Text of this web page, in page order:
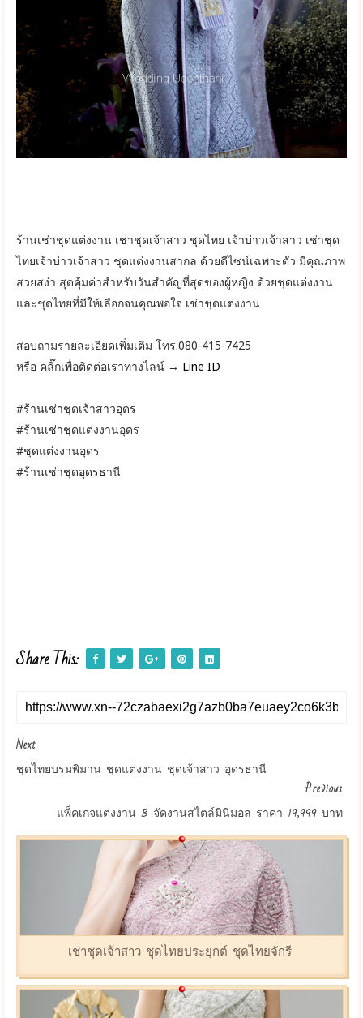
ร้านเช่าชุดแต่งงาน เช่าชุดเจ้าสาว ชุดไทย เจ้าบ่าวเจ้าสาว เช่าชุด
ไทยเจ้าบ่าวเจ้าสาว ชุดแต่งงานสากล ด้วยดีไซน์เฉพาะตัว มีคุณภาพ
สวยสง่า สุดคุ้มค่าสำหรับวันสำคัญที่สุดของผู้หญิง ด้วยชุดแต่งงาน
และชุดไทยที่มีให้เลือกจนคุณพอใจ เช่าชุดแต่งงาน
สอบถามรายละเอียดเพิ่มเติม โทร.080-415-7425
หรือ คลิ๊กเพื่อติดต่อเราทางไลน์ → Line ID
#ร้านเช่าชุดเจ้าสาวอุดร
#ร้านเช่าชุดแต่งงานอุดร
#ชุดแต่งงานอุดร
#ร้านเช่าชุดอุดรธานี
Share This:
Next
ชุดไทยบรมพิมาน ชุดแต่งงาน ชุดเจ้าสาว อุดรธานี
Previous
แพ็คเกจแต่งงาน B จัดงานสไตล์มินิมอล ราคา 19,999 บาท
เช่าชุดเจ้าสาว ชุดไทยประยุกต์ ชุดไทยจักรี